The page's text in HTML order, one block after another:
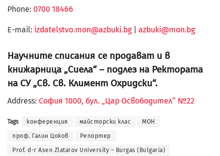
Phone: 0700 18466
Е-mail: izdatelstvo.mon@azbuki.bg| azbuki@mon.bg
Научните списания се продават и в
книжарница „Сиела“ – подлез на Ректората
на СУ „Св. Св. Климент Охридски“.
Address: София 1000, бул. „Цар Освободител“ №22
Tags конференция майсторски клас МОН
проф. Галин Цоков Репортер
Prof. d-r Asen Zlatarov University – Burgas (Bulgaria)